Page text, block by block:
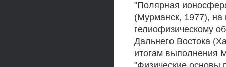
"Полярная
(Мурманск, 1977), на
гелиофизическому
Дальнего Востока
итогам выполнения